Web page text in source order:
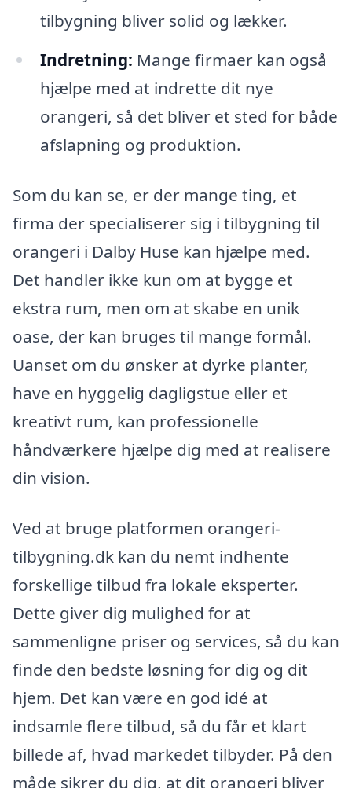
tilbygning bliver solid og lækker.
Indretning: Mange firmaer kan også
hjælpe med at indrette dit nye
orangeri, så det bliver et sted for både
afslapning og produktion.
Som du kan se, er der mange ting, et
firma der specialiserer sig i tilbygning til
orangeri i Dalby Huse kan hjælpe med.
Det handler ikke kun om at bygge et
ekstra rum, men om at skabe en unik
oase, der kan bruges til mange formål.
Uanset om du ønsker at dyrke planter,
have en hyggelig dagligstue eller et
kreativt rum, kan professionelle
håndværkere hjælpe dig med at realisere
din vision.
Ved at bruge platformen orangeri-
tilbygning.dk kan du nemt indhente
forskellige tilbud fra lokale eksperter.
Dette giver dig mulighed for at
sammenligne priser og services, så du kan
finde den bedste løsning for dig og dit
hjem. Det kan være en god idé at
indsamle flere tilbud, så du får et klart
billede af, hvad markedet tilbyder. På den
måde sikrer du dig, at dit orangeri bliver